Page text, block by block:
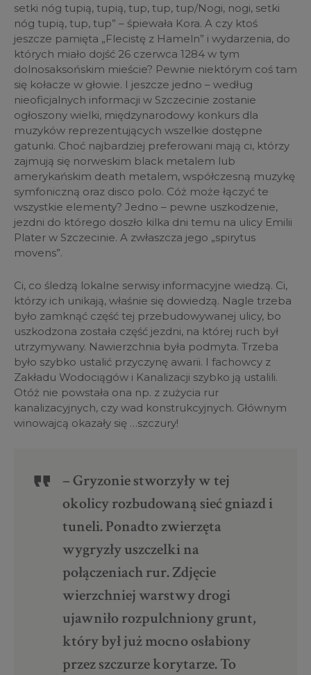
setki nóg tupią, tupią, tup, tup, tup/Nogi, nogi, setki
nóg tupią, tup, tup” – śpiewała Kora. A czy ktoś
jeszcze pamięta „Flecistę z Hameln” i wydarzenia, do
których miało dojść 26 czerwca 1284 w tym
dolnosaksońskim mieście? Pewnie niektórym coś tam
się kołacze w głowie. I jeszcze jedno – według
nieoficjalnych informacji w Szczecinie zostanie
ogłoszony wielki, międzynarodowy konkurs dla
muzyków reprezentujących wszelkie dostępne
gatunki. Choć najbardziej preferowani mają ci, którzy
zajmują się norweskim black metalem lub
amerykańskim death metalem, współczesną muzykę
symfoniczną oraz disco polo. Cóż może łączyć te
wszystkie elementy? Jedno – pewne uszkodzenie,
jezdni do którego doszło kilka dni temu na ulicy Emilii
Plater w Szczecinie. A zwłaszcza jego „spirytus
movens”.
Ci, co śledzą lokalne serwisy informacyjne wiedzą. Ci,
którzy ich unikają, właśnie się dowiedzą. Nagle trzeba
było zamknąć część tej przebudowywanej ulicy, bo
uszkodzona została część jezdni, na której ruch był
utrzymywany. Nawierzchnia była podmyta. Trzeba
było szybko ustalić przyczynę awarii. I fachowcy z
Zakładu Wodociągów i Kanalizacji szybko ją ustalili.
Otóż nie powstała ona np. z zużycia rur
kanalizacyjnych, czy wad konstrukcyjnych. Głównym
winowajcą okazały się …szczury!
– Gryzonie stworzyły w tej
okolicy rozbudowaną sieć gniazd i
tuneli. Ponadto zwierzęta
wygryzły uszczelki na
połączeniach rur. Zdjęcie
wierzchniej warstwy drogi
ujawniło rozpulchniony grunt,
który był już mocno osłabiony
przez szczurze korytarze. To